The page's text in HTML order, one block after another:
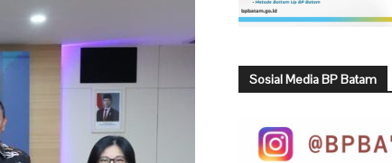
Sosial Media BP Batam